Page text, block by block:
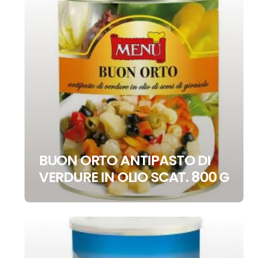
BUON ORTO ANTIPASTO DI
VERDURE IN OLIO SCAT. 800 G